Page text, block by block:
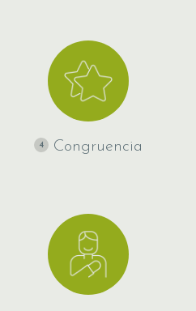
4 Congruencia